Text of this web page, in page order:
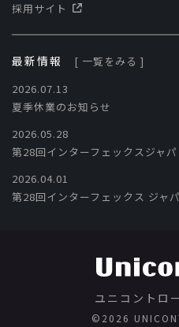
採用サイト
最新情報
[ 一覧をみる ]
2026.07.13
夏季休業のお知らせ
2026.05.28
第28回インターフェックスジャ
2026.04.01
第28回インターフェックス ジャ
ユニコントロ
©️2026